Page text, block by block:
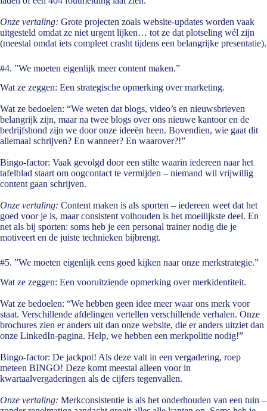
Onze vertaling: Grote projecten zoals website-updates worden vaak
uitgesteld omdat ze niet urgent lijken… tot ze dat plotseling wél zijn
(meestal omdat iets compleet crasht tijdens een belangrijke presentatie).
#4. ”We moeten eigenlijk meer content maken.”
Wat ze zeggen: Een strategische opmerking over marketing.
Wat ze bedoelen: “We weten dat blogs, video’s en nieuwsbrieven
belangrijk zijn, maar na twee blogs over ons nieuwe kantoor en de
bedrijfshond zijn we door onze ideeën heen. Bovendien, wie gaat dit
allemaal schrijven? En wanneer? En waarover?!”
Bingo-factor: Vaak gevolgd door een stilte waarin iedereen naar het
tafelblad staart om oogcontact te vermijden – niemand wil vrijwillig
content gaan schrijven.
Onze vertaling: Content maken is als sporten – iedereen weet dat het
goed voor je is, maar consistent volhouden is het moeilijkste deel. En
net als bij sporten: soms heb je een personal trainer nodig die je
motiveert en de juiste technieken bijbrengt.
#5. ”We moeten eigenlijk eens goed kijken naar onze merkstrategie.”
Wat ze zeggen: Een vooruitziende opmerking over merkidentiteit.
Wat ze bedoelen: “We hebben geen idee meer waar ons merk voor
staat. Verschillende afdelingen vertellen verschillende verhalen. Onze
brochures zien er anders uit dan onze website, die er anders uitziet dan
onze LinkedIn-pagina. Help, we hebben een merkpolitie nodig!”
Bingo-factor: De jackpot! Als deze valt in een vergadering, roep
meteen BINGO! Deze komt meestal alleen voor in
kwartaalvergaderingen als de cijfers tegenvallen.
Onze vertaling: Merkconsistentie is als het onderhouden van een tuin –